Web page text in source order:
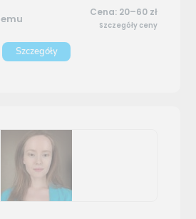
Cena: 20–60 zł
Szczegóły ceny
Szczegóły